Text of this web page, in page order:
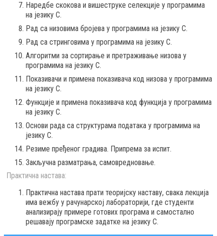
Наредбе скокова и вишеструке селекције у програмима
на језику C.
Рад са низовима бројева у програмима на језику C.
Рад са стринговима у програмима на језику C.
Алгоритми за сортирање и претраживање низова у
програмима на језику C.
Показивачи и примена показивача код низова у програмима
на језику C.
Функције и примена показивача код функција у програмима
на језику C.
Основи рада са структурама података у програмима на
језику C.
Резиме пређеног градива. Припрема за испит.
Закључна разматрања, самовредновање.
Практична настава:
Практична настава прати теоријску наставу, свака лекција
има вежбу у рачунарској лабораторији, где студенти
анализирају примере готових програма и самостално
решавају програмске задатке на језику C.